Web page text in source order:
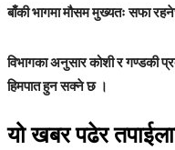
बाँकी भागमा मौसम मुख्यतः सफा
विभागका अनुसार कोशी र गण्डकी
हिमपात हुन सक्ने छ ।
यो खबर पढेर